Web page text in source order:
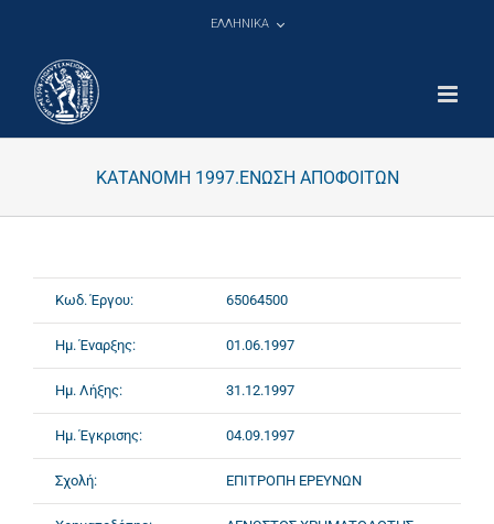
ΕΛΛΗΝΙΚΑ
ΚΑΤΑΝΟΜΗ 1997.ΕΝΩΣΗ ΑΠΟΦΟΙΤΩΝ
Κωδ. Έργου: 65064500
Ημ. Έναρξης: 01.06.1997
Ημ. Λήξης: 31.12.1997
Ημ. Έγκρισης: 04.09.1997
Σχολή: ΕΠΙΤΡΟΠΗ ΕΡΕΥΝΩΝ